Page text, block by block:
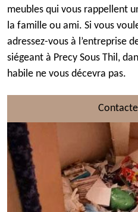
meubles qui vous rappellent
la famille ou ami. Si vous
adressez-vous à l’entreprise
siégeant à Precy Sous Thil,
habile ne vous décevra pas.